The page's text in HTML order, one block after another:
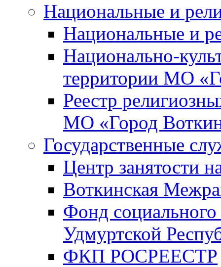
Национальные и
Национальные и
Национально-
территории МО
Реестр
МО «Город
Государственные
Центр занятости
Воткинская
Фонд
Удмуртской
ФКП РОСРЕЕСТР